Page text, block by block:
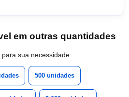
em outras quantidades
sua necessidade:
500 unidades